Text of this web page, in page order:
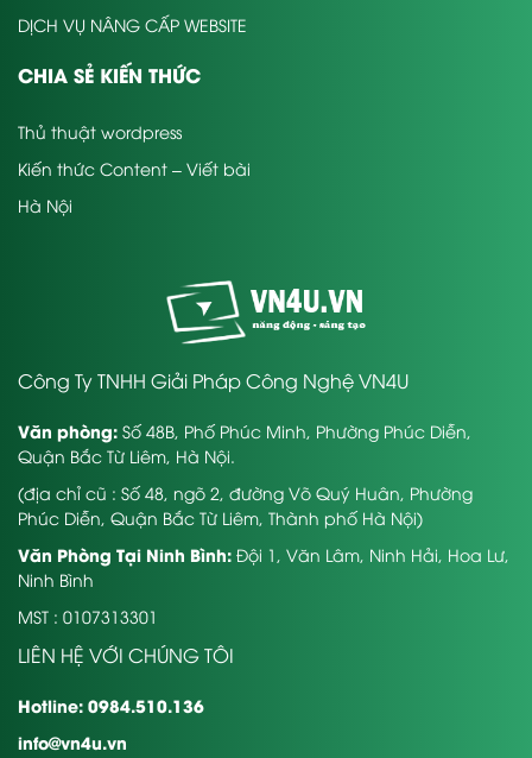
DỊCH VỤ NÂNG CẤP WEBSITE
CHIA SẺ KIẾN THỨC
Thủ thuật wordpress
Kiến thức Content – Viết bài
Hà Nội
Công Ty TNHH Giải Pháp Công Nghệ VN4U
Văn phòng: Số 48B, Phố Phúc Minh, Phường Phúc Diễn,
Quận Bắc Từ Liêm, Hà Nội.
(địa chỉ cũ : Số 48, ngõ 2, đường Võ Quý Huân, Phường
Phúc Diễn, Quận Bắc Từ Liêm, Thành phố Hà Nội)
Văn Phòng Tại Ninh Bình: Đội 1, Văn Lâm, Ninh Hải, Hoa Lư,
Ninh Bình
MST : 0107313301
LIÊN HỆ VỚI CHÚNG TÔI
Hotline: 0984.510.136
info@vn4u.vn